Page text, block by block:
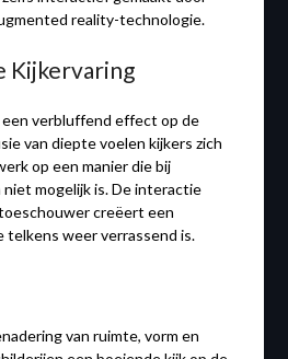
reality-technologie.
Kijkervaring
verbluffend effect op de
van diepte voelen kijkers zich
op een manier die bij
mogelijk is. De interactie
creëert een
telkens weer verrassend is.
van ruimte, vorm en